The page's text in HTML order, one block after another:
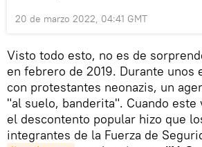
20 de marzo 2022, 04:41 GMT
Visto todo esto, no es de
en febrero de 2019. Durante unos
con protestantes neonazis, un
"al suelo, banderita". Cuando este
el descontento popular hizo que
integrantes de la Fuerza de